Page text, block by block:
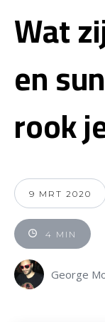
Wat
en
rook
9 MRT 2020
4 MIN
George